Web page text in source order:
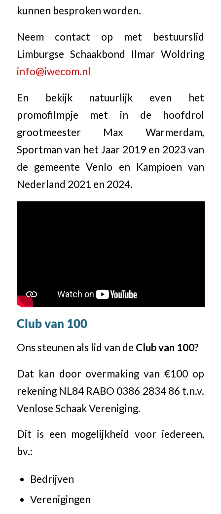
kunnen besproken worden.
Neem contact op met bestuurslid
Limburgse Schaakbond Ilmar Woldring
info@iwecom.nl
En bekijk natuurlijk even het
promofilmpje met in de hoofdrol
grootmeester Max Warmerdam,
Sportman van het Jaar 2019 en 2023 van
de gemeente Venlo en Kampioen van
Nederland 2021 en 2024.
Club van 100
Ons steunen als lid van de Club van 100?
Dat kan door overmaking van €100 op
rekening NL84 RABO 0386 2834 86 t.n.v.
Venlose Schaak Vereniging.
Dit is een mogelijkheid voor iedereen,
bv.:
Bedrijven
Verenigingen